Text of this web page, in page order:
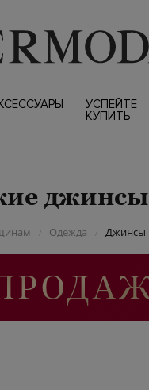
УСПЕЙТЕ
КУПИТЬ
джинсы
/ Одежда / Джинсы